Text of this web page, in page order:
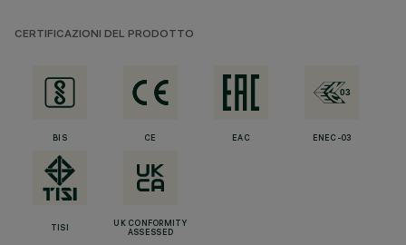
CERTIFICAZIONI DEL PRODOTTO
BIS CE EAC ENEC-03
TISI
UK CONFORMITY
ASSESSED